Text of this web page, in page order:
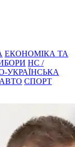
ЕКОНОМІКА ТА
НС /
УКРАЇНСЬКА
АВТО СПОРТ